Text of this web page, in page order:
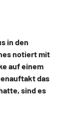
in den
notiert mit
auf einem
das
sind es